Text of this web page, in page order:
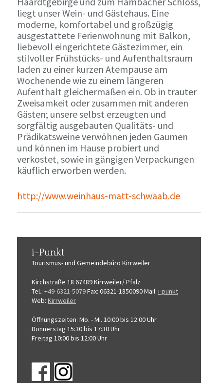
liegt unser Wein- und Gästehaus. Eine
moderne, komfortabel und großzügig
ausgestattete Ferienwohnung mit Balkon,
liebevoll eingerichtete Gästezimmer, ein
stilvoller Frühstücks- und Aufenthaltsraum
laden zu einer kurzen Atempause am
Wochenende wie zu einem längeren
Aufenthalt gleichermaßen ein. Ob in trauter
Zweisamkeit oder zusammen mit anderen
Gästen; unsere selbst erzeugten und
sorgfältig ausgebauten Qualitäts- und
Prädikatsweine verwöhnen jeden Gaumen
und können im Hause probiert und
verkostet, sowie in gängigen Verpackungen
käuflich erworben werden.
http://www.weinhaus-matt-schwaab.de
i-Punkt
Tourismus-und Gemeindebüro Kirrweiler
Kirchstraße 18 67489 Kirrweiler/ Pfalz
Tel.: +49-6321-5079Fax: 06321-1850090Mail: i-punkt
Web: Kirrweiler
Öffnungszeiten: Mo. - Mi. 10:00 bis 12:00 Uhr
Donnerstag 15:30 bis 17:30 Uhr
Freitag 10:00 bis 12:00 Uhr